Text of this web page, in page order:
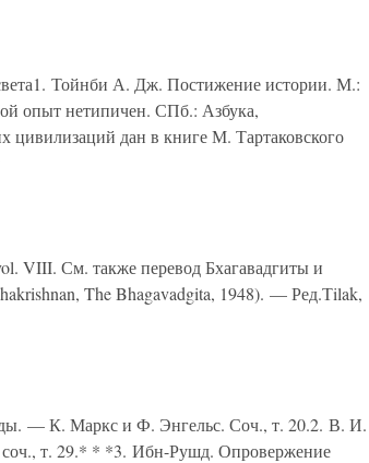
Тойнби А. Дж. Постижение истории. М.:
опыт нетипичен. СПб.: Азбука,
цивилизаций дан в книге М. Тартаковского
VIII. См. также перевод Бхагавадгиты и
The Bhagavadgita, 1948). — Ред.Тilak,
— К. Маркс и Ф. Энгельс. Соч., т. 20.2. В. И.
т. 29.* * *3. Ибн-Рушд. Опровержение